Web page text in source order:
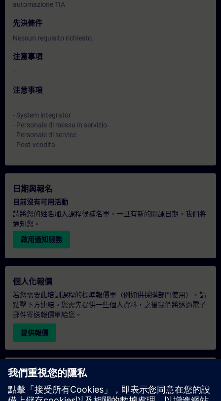
automazione TIA
先決條件
Nessun requisito richiesto.
注意事項
-
注意事項
- System integrator
- Personale di messa in servizio
- Personale di service
- Post-vendita
日期與報名
目前沒有可用活動
請將您的姓名加入課程候補名單，一旦有新的開課日期，我們將
通知您。
啟用通知服務
個人化報價
若您需要此培訓課程的標準報價單（例如供採購部門使用），請
點擊下方連結。您需先提供一些個人資料，之後我們將透過電子
郵件寄送報價單給您。
提供報價
專屬培訓諮詢
若您需要針對專屬培訓課程（無論是現場、線上或於我們的
SITRAIN 培訓中心舉辦）索取報價，請填寫下方的諮詢表單。此